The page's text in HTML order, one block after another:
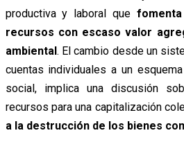
productiva y laboral que
recursos con escaso valor
ambiental. El cambio desde un
cuentas individuales a un
social, implica una discusión
recursos para una capitalización
a la destrucción de los bienes